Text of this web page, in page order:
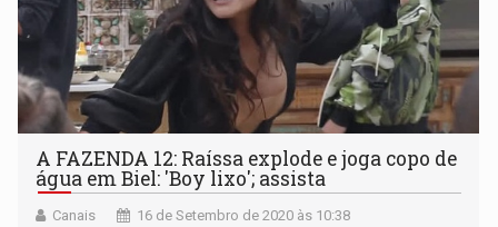
A FAZENDA 12: Raíssa explode e joga copo de
água em Biel: 'Boy lixo'; assista
Canais 16 de Setembro de 2020 às 10:38